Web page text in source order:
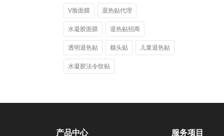
V脸面膜 退热贴代理
水凝胶面膜 退热贴招商
透明退热贴 额头贴 儿童退热贴
水凝胶法令纹贴
产品中心 服务项目